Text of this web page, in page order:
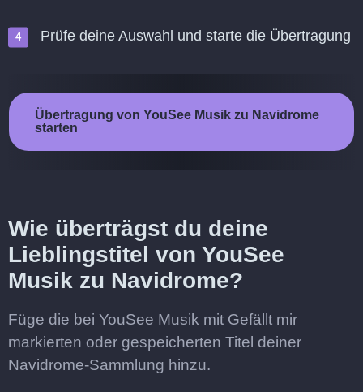
Prüfe deine Auswahl und starte die Übertragung
Übertragung von YouSee Musik zu Navidrome
starten
Wie überträgst du deine
Lieblingstitel von YouSee
Musik zu Navidrome?
Füge die bei YouSee Musik mit Gefällt mir
markierten oder gespeicherten Titel deiner
Navidrome-Sammlung hinzu.